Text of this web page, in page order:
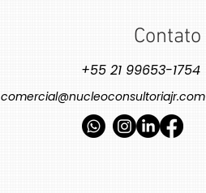
Contato
+55 21 99653-1754
comercial@nucleoconsultoriajr.com